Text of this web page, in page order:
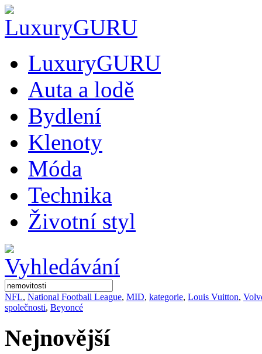
LuxuryGURU
Auta a lodě
Bydlení
Klenoty
Móda
Technika
Životní styl
NFL, National Football League, MID, kategorie, Louis Vuitton,
společnosti, Beyoncé
Nejnovější